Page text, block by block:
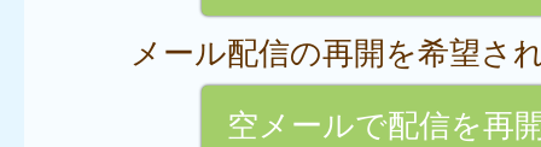
メール配信の再開を希望さ
空メールで配信を再